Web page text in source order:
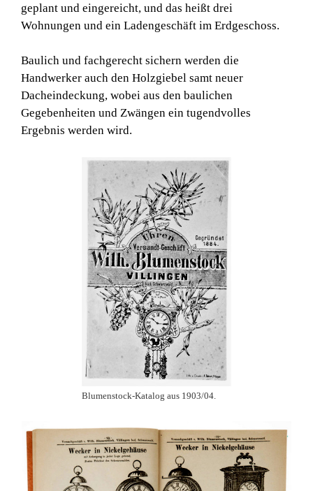
geplant und eingereicht, und das heißt drei
Wohnungen und ein Ladengeschäft im Erdgeschoss.
Baulich und fachgerecht sichern werden die
Handwerker auch den Holzgiebel samt neuer
Dacheindeckung, wobei aus den baulichen
Gegebenheiten und Zwängen ein tugendvolles
Ergebnis werden wird.
Blumenstock-Katalog aus 1903/04.